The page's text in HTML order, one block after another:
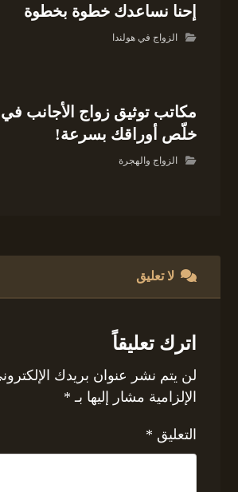
إحنا نساعدك خطوة بخطوة
الزواج في هولندا
مكاتب توثيق زواج الأجانب في
خلّص أوراقك بسرعة!
الزواج والهجرة
لا تعليق
اترك تعليقاً
لن يتم نشر عنوان بريدك
الإلزامية مشار إليها بـ *
التعليق *